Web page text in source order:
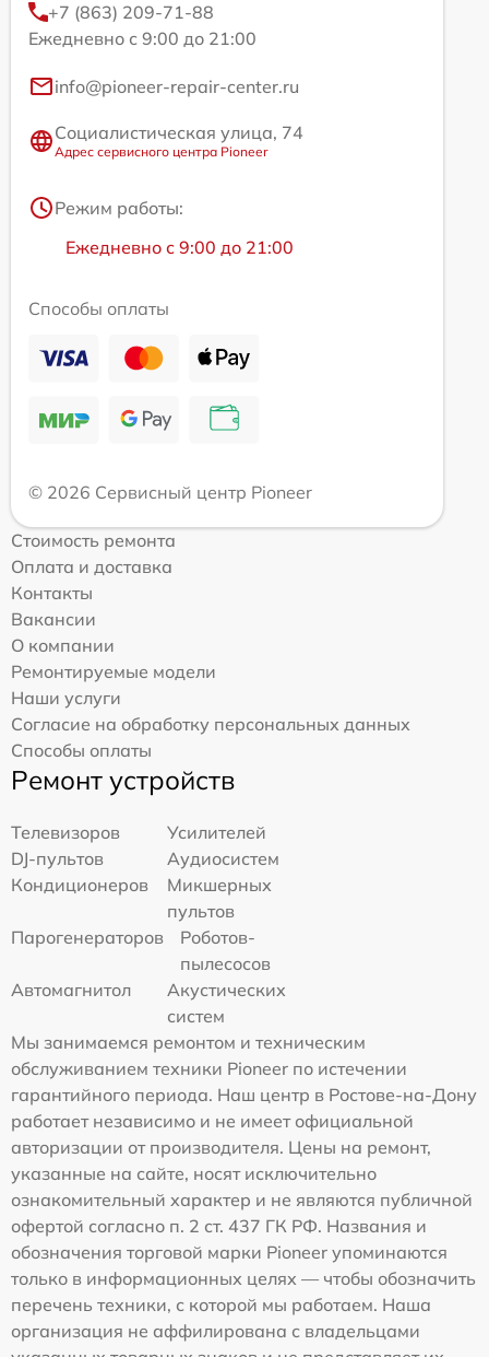
+7 (863) 209-71-88
Ежедневно с 9:00 до 21:00
info@pioneer-repair-center.ru
Социалистическая улица, 74
Адрес сервисного центра Pioneer
Режим работы:
Ежедневно с 9:00 до 21:00
Способы оплаты
© 2026 Сервисный центр Pioneer
Стоимость ремонта
Оплата и доставка
Контакты
Вакансии
О компании
Ремонтируемые модели
Наши услуги
Согласие на обработку персональных данных
Способы оплаты
Ремонт устройств
Телевизоров
Усилителей
DJ-пультов
Аудиосистем
Кондиционеров
Микшерных
пультов
Парогенераторов
Роботов-
пылесосов
Автомагнитол
Акустических
систем
Мы занимаемся ремонтом и техническим
обслуживанием техники Pioneer по истечении
гарантийного периода. Наш центр в Ростове-на-Дону
работает независимо и не имеет официальной
авторизации от производителя. Цены на ремонт,
указанные на сайте, носят исключительно
ознакомительный характер и не являются публичной
офертой согласно п. 2 ст. 437 ГК РФ. Названия и
обозначения торговой марки Pioneer упоминаются
только в информационных целях — чтобы обозначить
перечень техники, с которой мы работаем. Наша
организация не аффилирована с владельцами